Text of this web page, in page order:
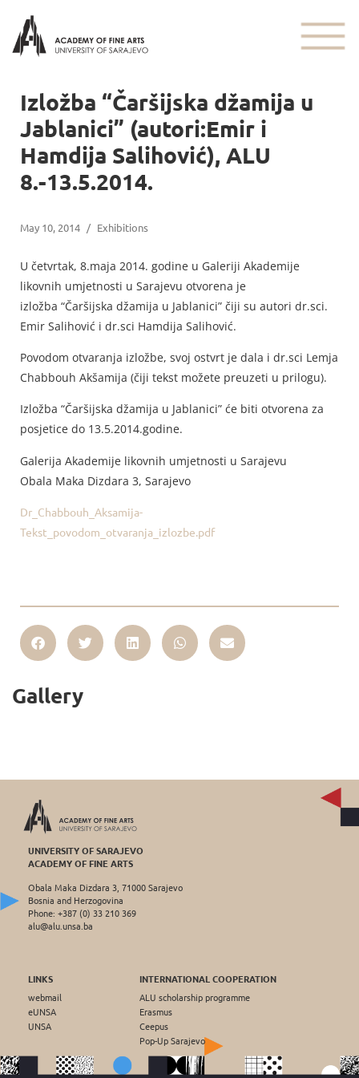
Izložba “Čaršijska džamija u
Jablanici” (autori:Emir i
Hamdija Salihović), ALU
8.-13.5.2014.
May 10, 2014 / Exhibitions
U četvrtak, 8.maja 2014. godine u Galeriji Akademije
likovnih umjetnosti u Sarajevu otvorena je
izložba “Čaršijska džamija u Jablanici” čiji su autori dr.sci.
Emir Salihović i dr.sci Hamdija Salihović.
Povodom otvaranja izložbe, svoj ostvrt je dala i dr.sci Lemja
Chabbouh Akšamija (čiji tekst možete preuzeti u prilogu).
Izložba “Čaršijska džamija u Jablanici” će biti otvorena za
posjetice do 13.5.2014.godine.
Galerija Akademije likovnih umjetnosti u Sarajevu
Obala Maka Dizdara 3, Sarajevo
Dr_Chabbouh_Aksamija-
Tekst_povodom_otvaranja_izlozbe.pdf
Gallery
UNIVERSITY OF SARAJEVO
ACADEMY OF FINE ARTS
Obala Maka Dizdara 3, 71000 Sarajevo
Bosnia and Herzogovina
Phone: +387 (0) 33 210 369
alu@alu.unsa.ba
LINKS
webmail
eUNSA
UNSA
INTERNATIONAL COOPERATION
ALU scholarship programme
Erasmus
Ceepus
Pop-Up Sarajevo